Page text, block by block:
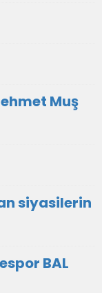
Muş
siyasilerin
BAL